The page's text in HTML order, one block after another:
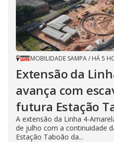
MOBILIDADE SAMPA/ HÁ 5
Extensão da
avança com
futura Estação
A extensão da Linha 4-
de julho com a continuidade
Estação Taboão da...